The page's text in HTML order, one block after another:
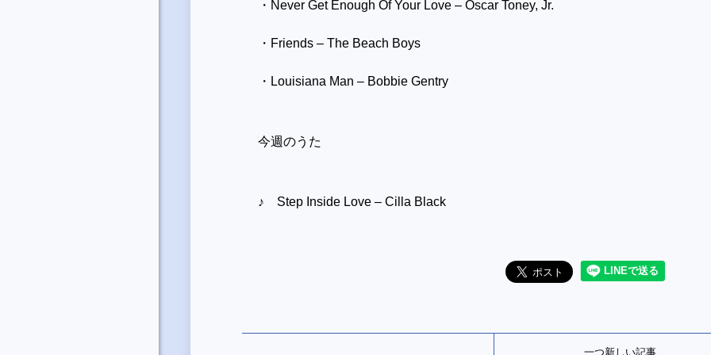
・Never Get Enough Of Your Love – Oscar Toney, Jr.
・Friends – The Beach Boys
・Louisiana Man – Bobbie Gentry
今週のうた
♪ Step Inside Love – Cilla Black
一つ新しい記事